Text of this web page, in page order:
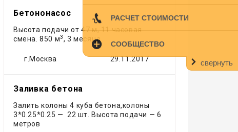
РАСЧЕТ СТОИМОСТИ
СООБЩЕСТВО
свернуть
Рефрижератор
Самосвал
Трактор
Эвакуатор
Экскаватор
Экскаватор - погрузчик
Бетононасос
Высота подачи от 47 м, 11 часовая
смена. 850 м3, 3 месяца
г.Москва 29.11.2017
Заливка бетона
Залить колоны 4 куба бетона,колоны
3*0.25*0.25 — 22 шт. Высота подачи — 6
метров